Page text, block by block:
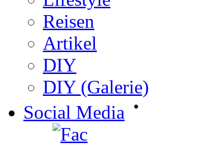
Reisen
Artikel
DIY
DIY (Galerie)
Social Media •